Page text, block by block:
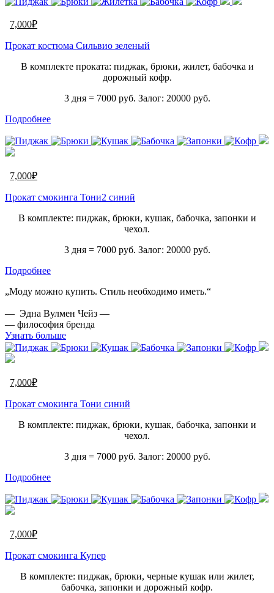
7,000₽
Прокат костюма Сильвио зеленый
В комплекте проката: пиджак, брюки, жилет, бабочка и
дорожный кофр.
3 дня = 7000 руб. Залог: 20000 руб.
Подробнее
7,000₽
Прокат смокинга Тони2 синий
В комплекте: пиджак, брюки, кушак, бабочка, запонки и
чехол.
3 дня = 7000 руб. Залог: 20000 руб.
Подробнее
„Моду можно купить. Стиль необходимо иметь.“
— Эдна Вулмен Чейз —
— философия бренда
Узнать больше
7,000₽
Прокат смокинга Тони синий
В комплекте: пиджак, брюки, кушак, бабочка, запонки и
чехол.
3 дня = 7000 руб. Залог: 20000 руб.
Подробнее
7,000₽
Прокат смокинга Купер
В комплекте: пиджак, брюки, черные кушак или жилет,
бабочка, запонки и дорожный кофр.